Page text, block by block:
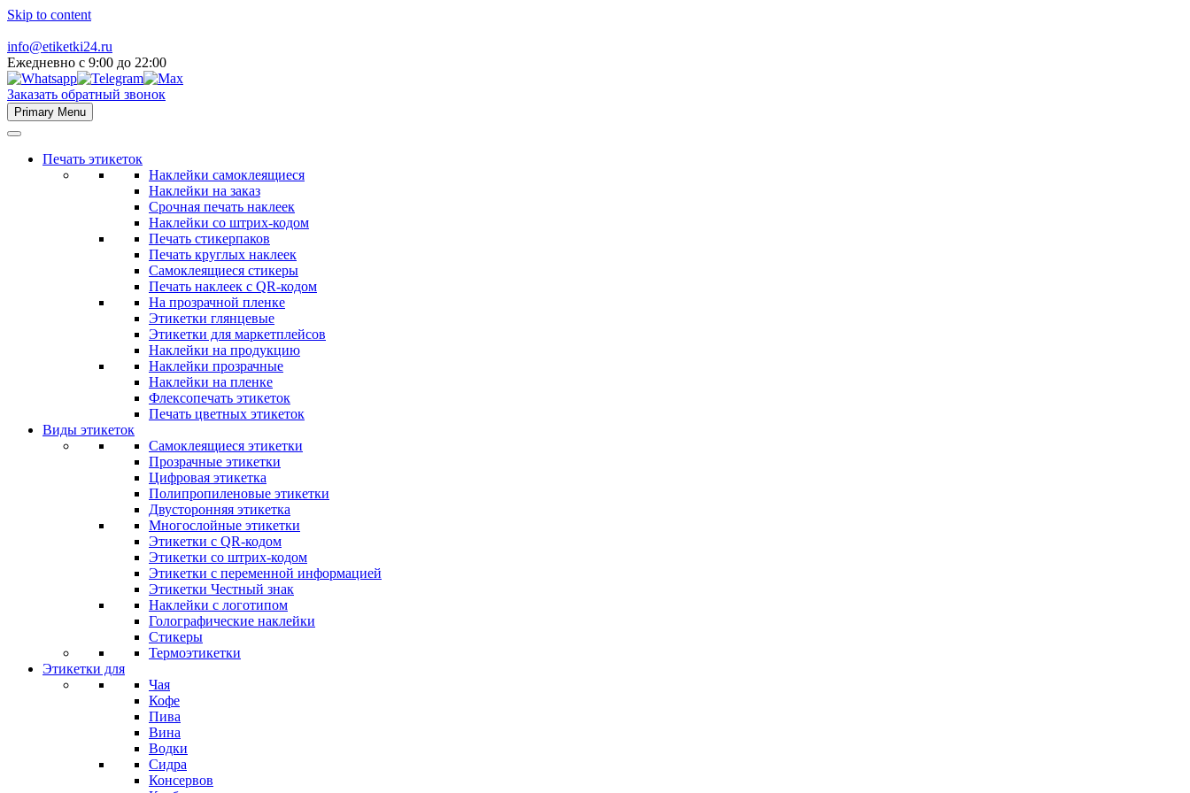
Skip to content
info@etiketki24.ru
Ежедневно с 9:00 до 22:00
Заказать обратный звонок
Primary Menu
Печать этикеток
Наклейки самоклеящиеся
Наклейки на заказ
Срочная печать наклеек
Наклейки со штрих-кодом
Печать стикерпаков
Печать круглых наклеек
Самоклеящиеся стикеры
Печать наклеек с QR-кодом
На прозрачной пленке
Этикетки глянцевые
Этикетки для маркетплейсов
Наклейки на продукцию
Наклейки прозрачные
Наклейки на пленке
Флексопечать этикеток
Печать цветных этикеток
Виды этикеток
Самоклеящиеся этикетки
Прозрачные этикетки
Цифровая этикетка
Полипропиленовые этикетки
Двусторонняя этикетка
Многослойные этикетки
Этикетки с QR-кодом
Этикетки со штрих-кодом
Этикетки с переменной информацией
Этикетки Честный знак
Наклейки с логотипом
Голографические наклейки
Стикеры
Термоэтикетки
Этикетки для
Чая
Кофе
Пива
Вина
Водки
Сидра
Консервов